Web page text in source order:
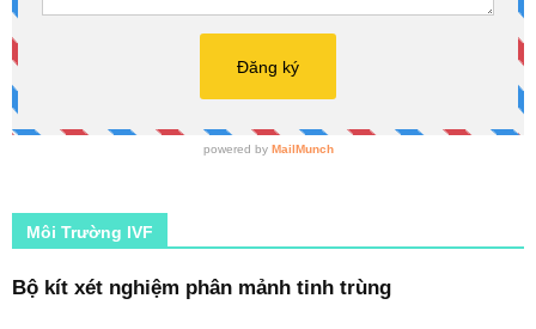
Môi Trường IVF
Bộ kít xét nghiệm phân mảnh tinh trùng